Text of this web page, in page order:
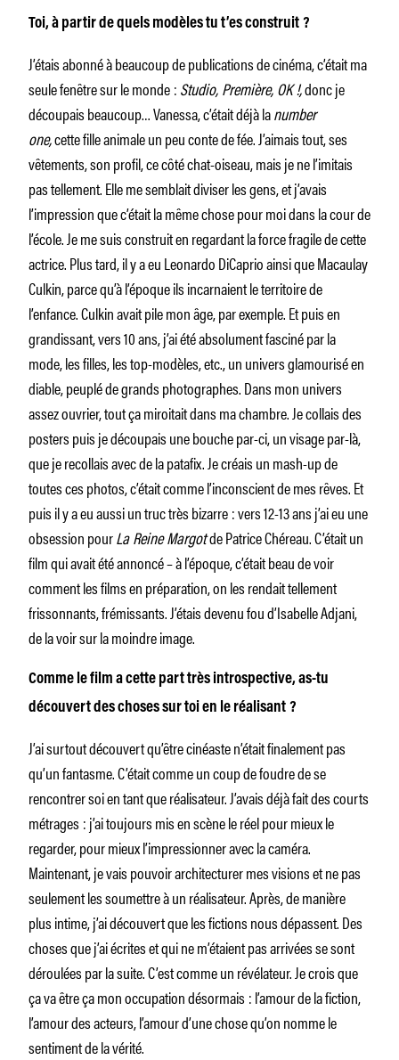
Toi, à partir de quels modèles tu t’es construit ?
J’étais abonné à beaucoup de publications de cinéma, c’était ma
seule fenêtre sur le monde :Studio, Première, OK !,donc je
découpais beaucoup… Vanessa, c’était déjà lanumber
one,cette fille animale un peu conte de fée. J’aimais tout, ses
vêtements, son profil, ce côté chat-oiseau, mais je ne l’imitais
pas tellement. Elle me semblait diviser les gens, et j’avais
l’impression que c’était la même chose pour moi dans la cour de
l’école. Je me suis construit en regardant la force fragile de cette
actrice. Plus tard, il y a eu Leonardo DiCaprio ainsi que Macaulay
Culkin, parce qu’à l’époque ils incarnaient le territoire de
l’enfance. Culkin avait pile mon âge, par exemple. Et puis en
grandissant, vers 10 ans, j’ai été absolument fasciné par la
mode, les filles, les top-modèles, etc., un univers glamourisé en
diable, peuplé de grands photographes. Dans mon univers
assez ouvrier, tout ça miroitait dans ma chambre. Je collais des
posters puis je découpais une bouche par-ci, un visage par-là,
que je recollais avec de la patafix. Je créais un mash-up de
toutes ces photos, c’était comme l’inconscient de mes rêves. Et
puis il y a eu aussi un truc très bizarre : vers 12-13 ans j’ai eu une
obsession pourLa Reine Margotde Patrice Chéreau. C’était un
film qui avait été annoncé – à l’époque, c’était beau de voir
comment les films en préparation, on les rendait tellement
frissonnants, frémissants. J’étais devenu fou d’Isabelle Adjani,
de la voir sur la moindre image.
Comme le film a cette part très introspective, as-tu
découvert des choses sur toi en le réalisant ?
J’ai surtout découvert qu’être cinéaste n’était finalement pas
qu’un fantasme. C’était comme un coup de foudre de se
rencontrer soi en tant que réalisateur. J’avais déjà fait des courts
métrages : j’ai toujours mis en scène le réel pour mieux le
regarder, pour mieux l’impressionner avec la caméra.
Maintenant, je vais pouvoir architecturer mes visions et ne pas
seulement les soumettre à un réalisateur. Après, de manière
plus intime, j’ai découvert que les fictions nous dépassent. Des
choses que j’ai écrites et qui ne m’étaient pas arrivées se sont
déroulées par la suite. C’est comme un révélateur. Je crois que
ça va être ça mon occupation désormais : l’amour de la fiction,
l’amour des acteurs, l’amour d’une chose qu’on nomme le
sentiment de la vérité.